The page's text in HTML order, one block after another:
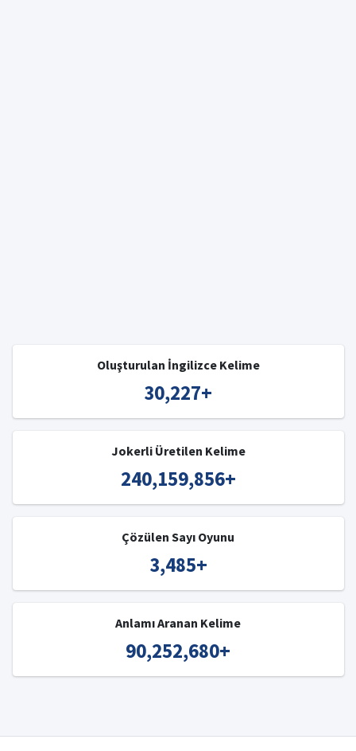
Oluşturulan İngilizce Kelime
30,227+
Jokerli Üretilen Kelime
240,159,856+
Çözülen Sayı Oyunu
3,485+
Anlamı Aranan Kelime
90,252,680+